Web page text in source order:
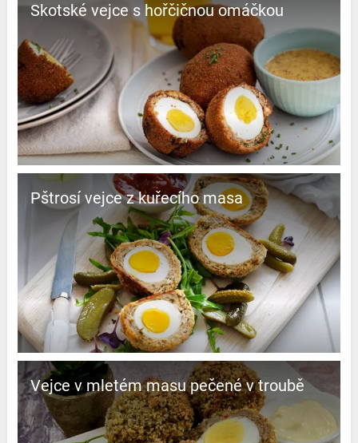
Skotské vejce s hořčičnou omáčkou
Pštrosí vejce z kuřecího masa
Vejce v mletém masu pečené v troubě